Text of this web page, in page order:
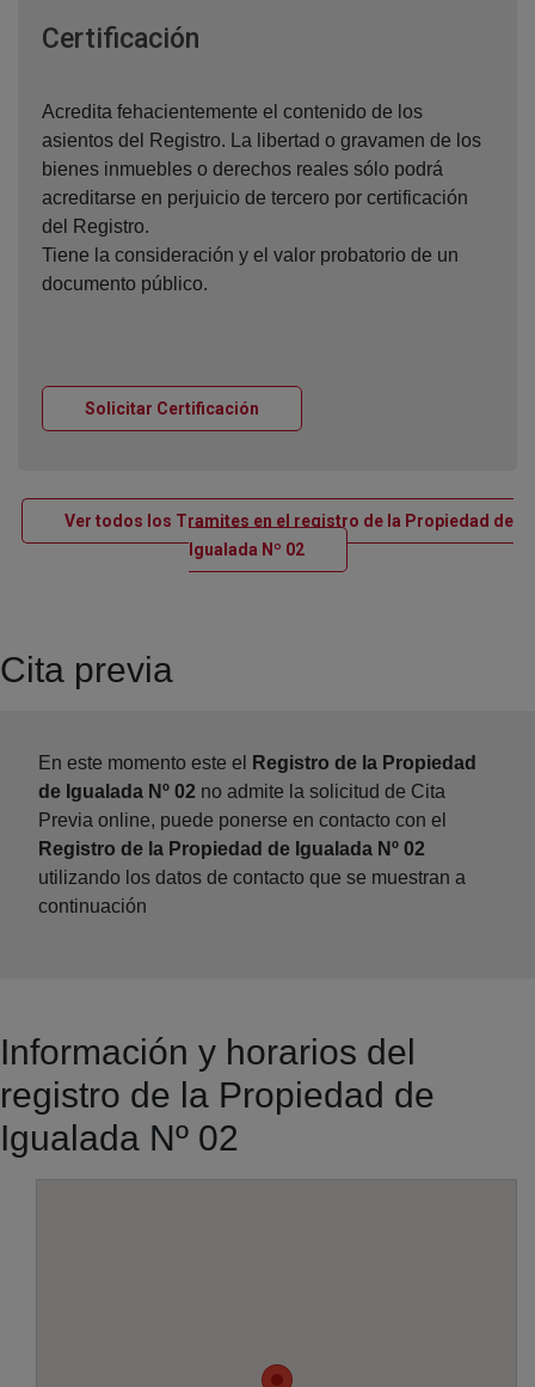
Certificación
Acredita fehacientemente el contenido de los
asientos del Registro. La libertad o gravamen de los
bienes inmuebles o derechos reales sólo podrá
acreditarse en perjuicio de tercero por certificación
del Registro.
Tiene la consideración y el valor probatorio de un
documento público.
Solicitar Certificación
Ver todos los Tramites en el registro de la Propiedad de
Igualada Nº 02Ventana nueva
Cita previa
En este momento este el
Registro de la Propiedad
de Igualada Nº 02 no admite la solicitud de Cita
Previa online, puede ponerse en contacto con el
Registro de la Propiedad de Igualada Nº 02
utilizando los datos de contacto que se muestran a
continuación
Información y horarios del
registro de la Propiedad de
Igualada Nº 02